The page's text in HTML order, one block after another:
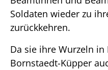
Soldaten wieder zu
zurückkehren.
Da sie ihre Wurzeln
Bornstaedt-Küpper